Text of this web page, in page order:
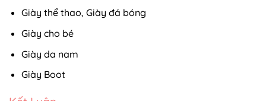
Giày thể thao, Giày đá bóng
Giày cho bé
Giày da nam
Giày Boot